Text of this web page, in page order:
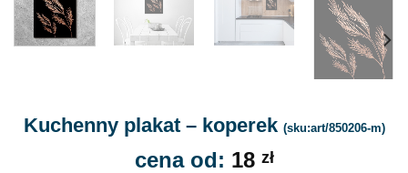
Kuchenny plakat – koperek (sku:art/850206-m)
cena od: 18 zł